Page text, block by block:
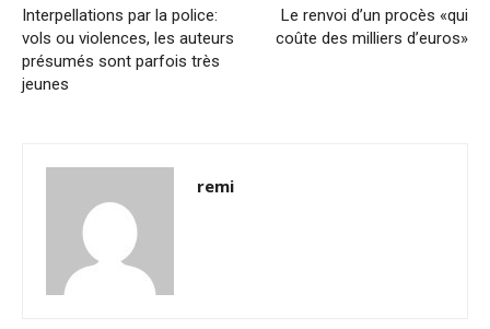
Interpellations par la police:
vols ou violences, les auteurs
présumés sont parfois très
jeunes
Le renvoi d’un procès «qui
coûte des milliers d’euros»
remi